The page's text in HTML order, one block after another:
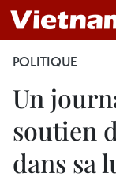
POLITIQUE
Un
soutien
dans sa